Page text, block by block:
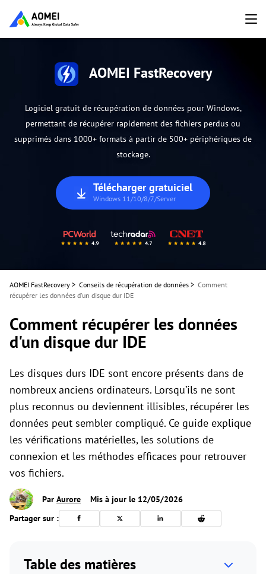
AOMEI FastRecovery
Logiciel gratuit de récupération de données pour Windows,
permettant de récupérer rapidement des fichiers perdus ou
supprimés dans 1000+ formats à partir de 500+ périphériques de
stockage.
Télécharger gratuiciel
Windows 11/10/8/7/Server
AOMEI FastRecovery > Conseils de récupération de données > Comment
récupérer les données d'un disque dur IDE
Comment récupérer les données
d'un disque dur IDE
Les disques durs IDE sont encore présents dans de
nombreux anciens ordinateurs. Lorsqu’ils ne sont
plus reconnus ou deviennent illisibles, récupérer les
données peut sembler compliqué. Ce guide explique
les vérifications matérielles, les solutions de
connexion et les méthodes efficaces pour retrouver
vos fichiers.
Par Aurore
Mis à jour le 12/05/2026
Partager sur :
Table des matières